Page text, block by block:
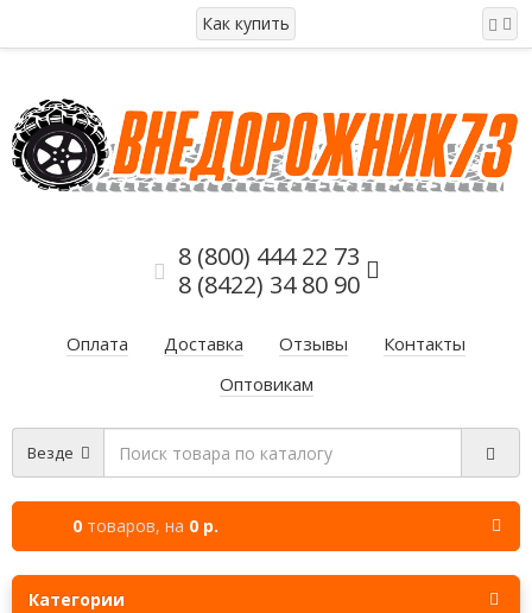
Как купить
8 (800) 444 22 73
8 (8422) 34 80 90
Оплата Доставка Отзывы
Контакты
Оптовикам
Везде
0 товаров, на 0 р.
Категории